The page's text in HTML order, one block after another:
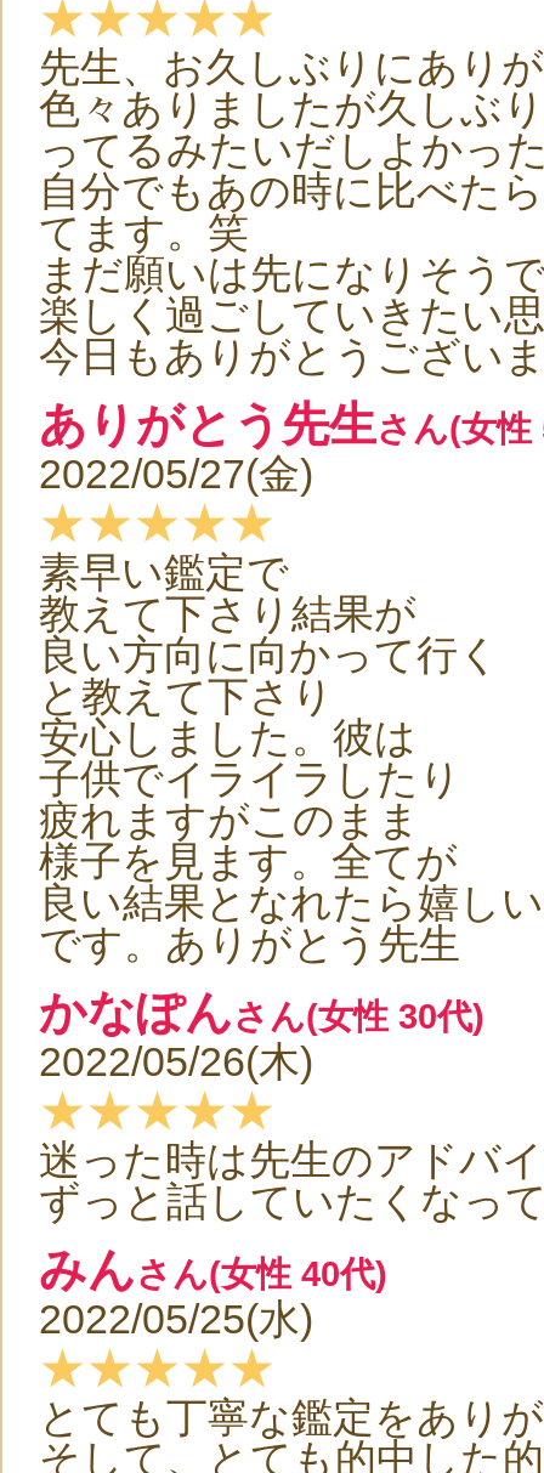
★★★★★
先生、お久しぶりにあり
色々ありましたが久しぶ
ってるみたいだしよかっ
自分でもあの時に比べた
てます。笑
まだ願いは先になりそう
楽しく過ごしていきたい
今日もありがとうござい
ありがとう先生さん(女性
2022/05/27(金)
★★★★★
素早い鑑定で
教えて下さり結果が
良い方向に向かって行く
と教えて下さり
安心しました。彼は
子供でイライラしたり
疲れますがこのまま
様子を見ます。全てが
良い結果となれたら嬉しい
です。ありがとう先生
かなぽんさん(女性 30代)
2022/05/26(木)
★★★★★
迷った時は先生のアドバ
ずっと話していたくなっ
みんさん(女性 40代)
2022/05/25(水)
★★★★★
とても丁寧な鑑定をあり
そして、とても的中した